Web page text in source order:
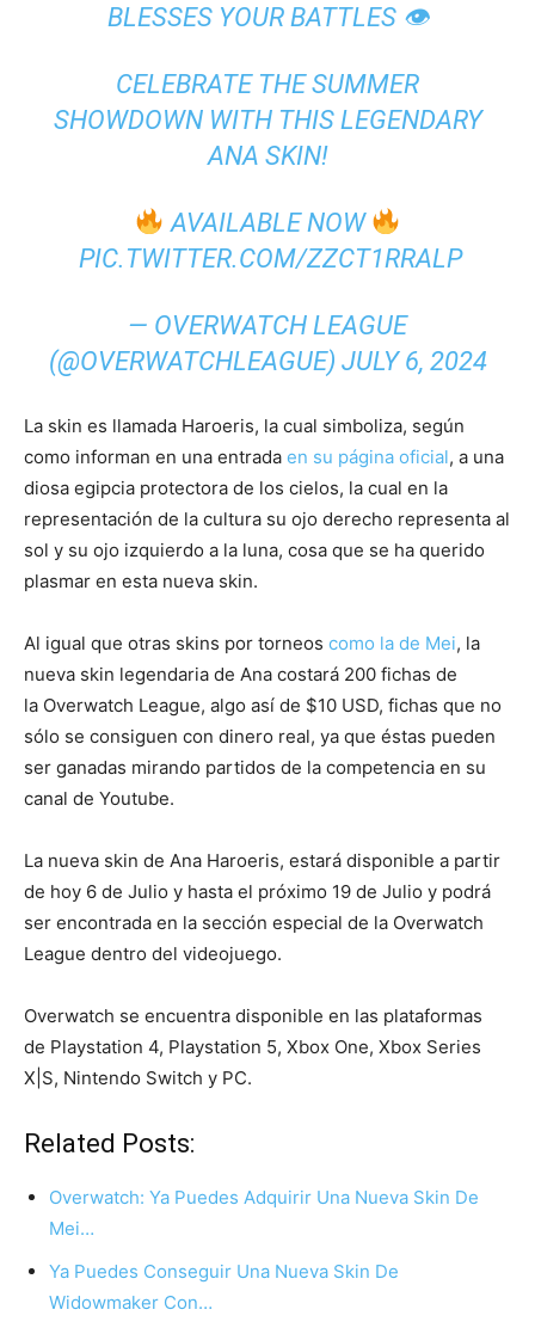
BLESSES YOUR BATTLES 👁
CELEBRATE THE SUMMER
SHOWDOWN WITH THIS LEGENDARY
ANA SKIN!
AVAILABLE NOW
PIC.TWITTER.COM/ZZCT1RRALP
— OVERWATCH LEAGUE
(@OVERWATCHLEAGUE) JULY 6, 2024
La skin es llamada Haroeris, la cual simboliza, según
como informan en una entrada en su página oficial, a una
diosa egipcia protectora de los cielos, la cual en la
representación de la cultura su ojo derecho representa al
sol y su ojo izquierdo a la luna, cosa que se ha querido
plasmar en esta nueva skin.
Al igual que otras skins por torneos como la de Mei, la
nueva skin legendaria de Ana costará 200 fichas de
la Overwatch League, algo así de $10 USD, fichas que no
sólo se consiguen con dinero real, ya que éstas pueden
ser ganadas mirando partidos de la competencia en su
canal de Youtube.
La nueva skin de Ana Haroeris, estará disponible a partir
de hoy 6 de Julio y hasta el próximo 19 de Julio y podrá
ser encontrada en la sección especial de la Overwatch
League dentro del videojuego.
Overwatch se encuentra disponible en las plataformas
de Playstation 4, Playstation 5, Xbox One, Xbox Series
X|S, Nintendo Switch y PC.
Related Posts:
Overwatch: Ya Puedes Adquirir Una Nueva Skin De
Mei…
Ya Puedes Conseguir Una Nueva Skin De
Widowmaker Con…